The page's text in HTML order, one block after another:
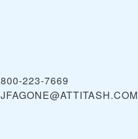
800-223-7669
JFAGONE@ATTITASH.COM